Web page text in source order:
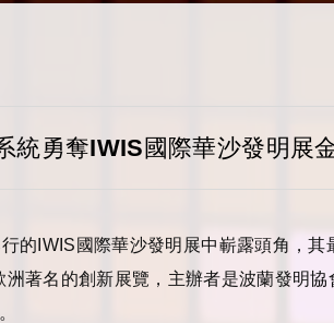
統勇奪IWIS國際華沙發明展
的 IWIS 國際華沙發明展中嶄露頭角，
著名的創新展覽，主辦者是波蘭發明